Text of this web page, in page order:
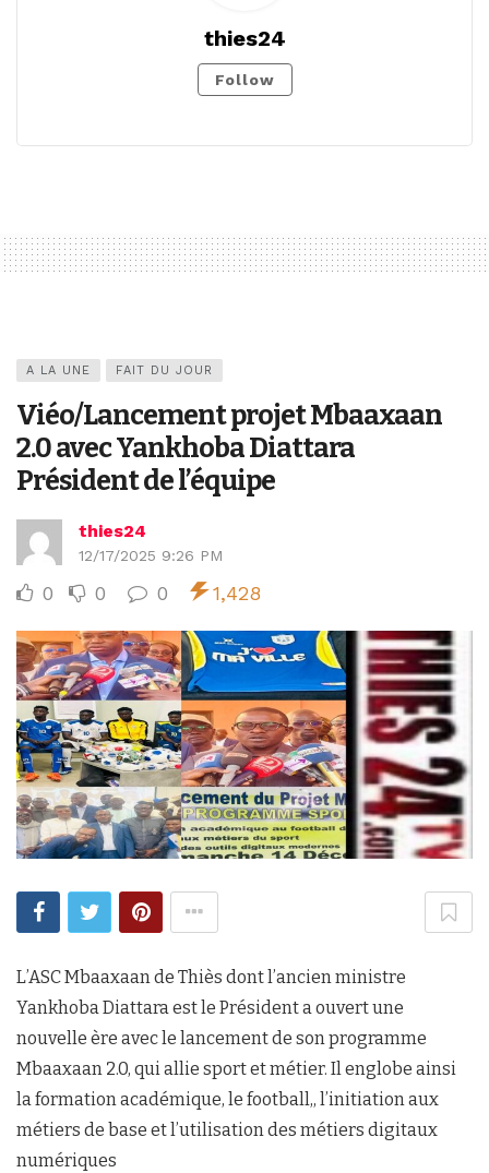
thies24
Follow
A LA UNE FAIT DU JOUR
Viéo/Lancement projet Mbaaxaan
2.0 avec Yankhoba Diattara
Président de l’équipe
thies24
12/17/2025 9:26 PM
0 0 0 1,428
L’ASC Mbaaxaan de Thiès dont l’ancien ministre
Yankhoba Diattara est le Président a ouvert une
nouvelle ère avec le lancement de son programme
Mbaaxaan 2.0, qui allie sport et métier. Il englobe ainsi
la formation académique, le football,, l’initiation aux
métiers de base et l’utilisation des métiers digitaux
numériques